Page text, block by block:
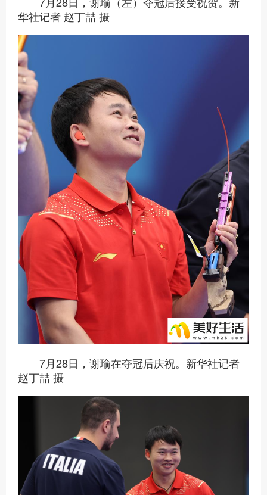
华社记者 赵丁喆 摄
7月28日，谢瑜在夺冠后庆祝。新华社记者
赵丁喆 摄